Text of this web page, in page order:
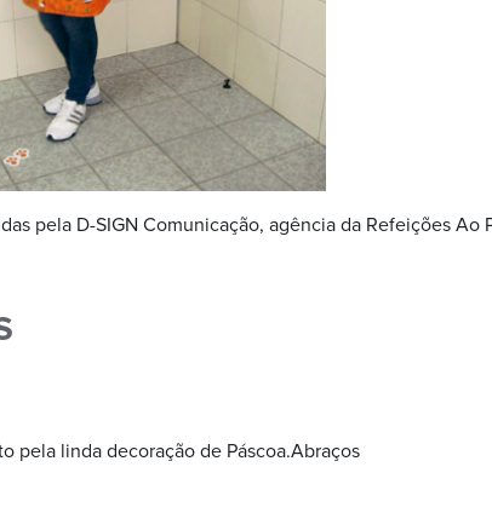
pela D-SIGN Comunicação, agência da Refeições Ao
pela linda decoração de Páscoa.Abraços